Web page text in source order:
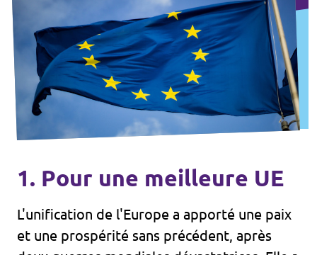
1. Pour une meilleure UE
L'unification de l'Europe a apporté une paix
et une prospérité sans précédent, après